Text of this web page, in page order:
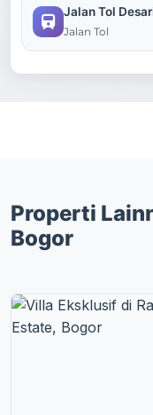
Jalan Tol
Jalan Tol
Properti
Bogor